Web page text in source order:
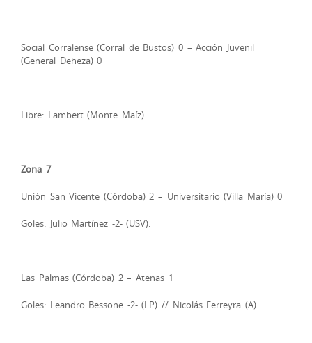
Social Corralense (Corral de Bustos) 0 – Acción Juvenil
(General Deheza) 0
Libre: Lambert (Monte Maíz).
Zona 7
Unión San Vicente (Córdoba) 2 – Universitario (Villa María) 0
Goles: Julio Martínez -2- (USV).
Las Palmas (Córdoba) 2 – Atenas 1
Goles: Leandro Bessone -2- (LP) // Nicolás Ferreyra (A)